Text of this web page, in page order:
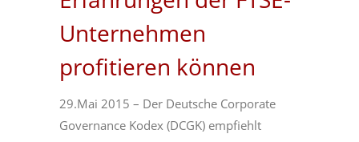
Unternehmen
profitieren können
29.Mai 2015 – Der Deutsche Corporate
Governance Kodex (DCGK) empfiehlt